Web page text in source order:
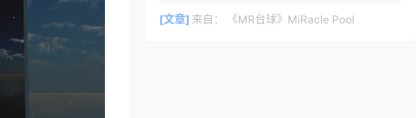
[文章] 来自： 《MR台球》MiRacle Pool